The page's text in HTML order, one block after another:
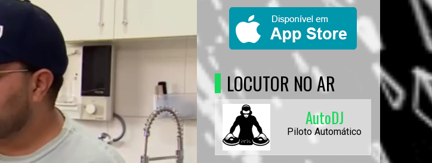
LOCUTOR NO AR
AutoDJ
Piloto Automático